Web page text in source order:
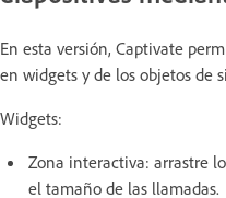
En esta versión, Captivate
en widgets y de los objetos de
Widgets:
Zona interactiva: arrastre
el tamaño de las llamadas.